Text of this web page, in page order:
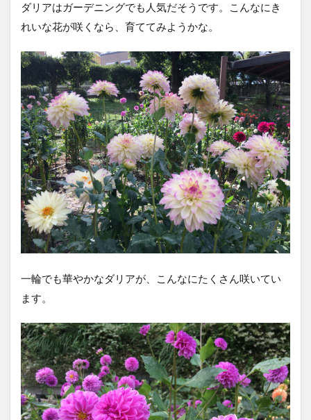
ダリアはガーデニングでも人気だそうです。こんなにき
れいな花が咲くなら、育ててみようかな。
一輪でも華やかなダリアが、こんなにたくさん咲いてい
ます。